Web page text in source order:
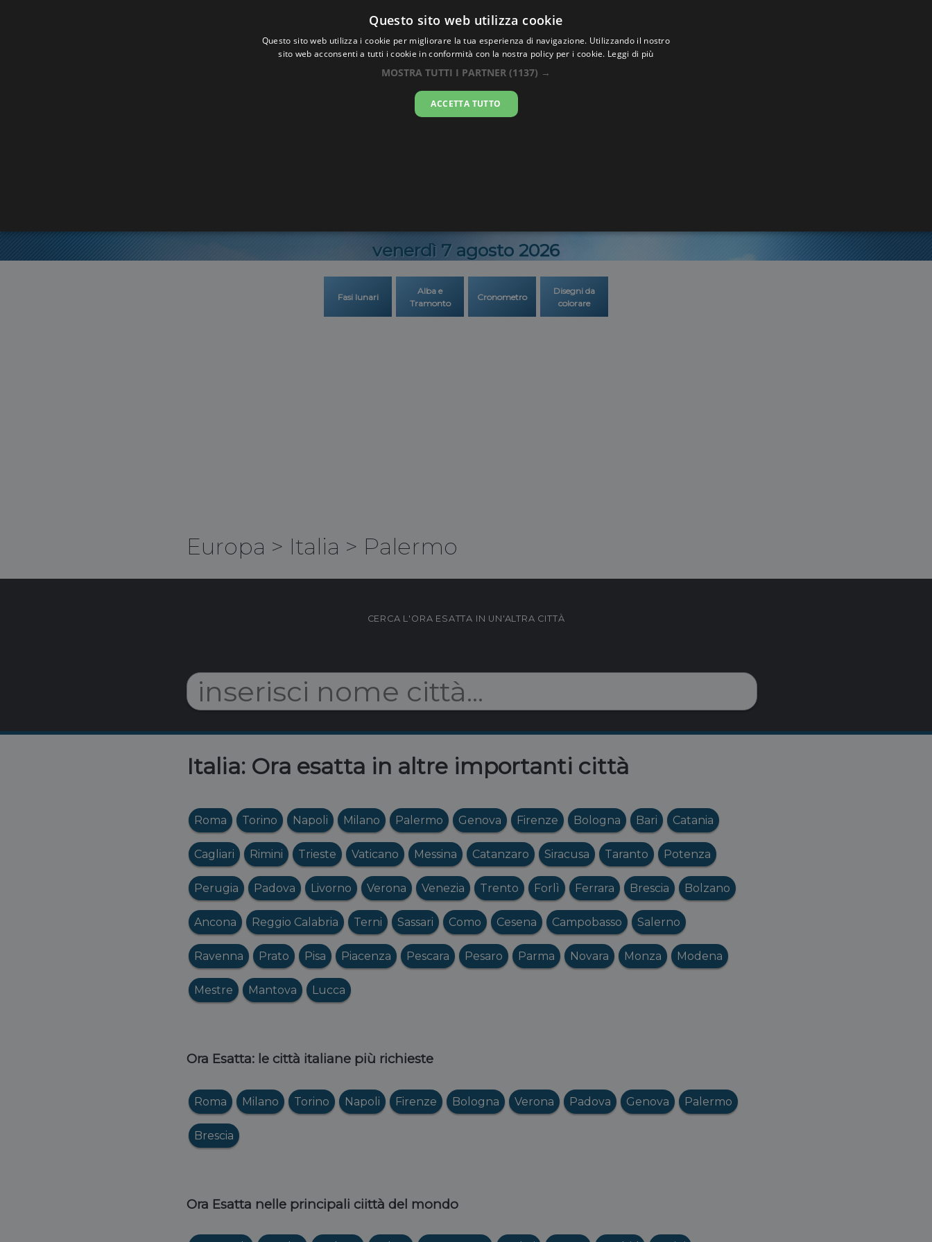
Oraesatta.co
Ora EsattaPalermo
venerdì 7 agosto 2026
Fasi lunari
Alba e
Tramonto
Cronometro
Disegni da
colorare
Europa > Italia > Palermo
CERCA L'ORA ESATTA IN UN'ALTRA CITTÀ
Italia: Ora esatta in altre importanti città
Roma Torino Napoli Milano Palermo Genova Firenze Bologna Bari Catania
Cagliari Rimini Trieste Vaticano Messina Catanzaro Siracusa Taranto Potenza
Perugia Padova Livorno Verona Venezia Trento Forlì Ferrara Brescia Bolzano
Ancona Reggio Calabria Terni Sassari Como Cesena Campobasso Salerno
Ravenna Prato Pisa Piacenza Pescara Pesaro Parma Novara Monza Modena
Mestre Mantova Lucca
Ora Esatta: le città italiane più richieste
Roma Milano Torino Napoli Firenze Bologna Verona Padova Genova Palermo
Brescia
Ora Esatta nelle principali ciittà del mondo
Questo sito web utilizza cookie
Questo sito web utilizza i cookie per migliorare la tua esperienza di navigazione. Utilizzando il nostro
sito web acconsenti a tutti i cookie in conformità con la nostra policy per i cookie. Leggi di più
MOSTRA TUTTI I PARTNER (1137) →
ACCETTA TUTTO